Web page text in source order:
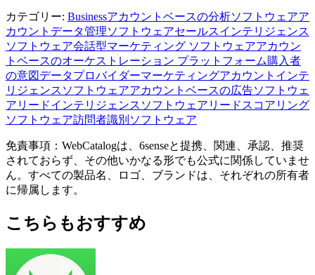
カテゴリー: Businessアカウントベースの分析ソフトウェアア
カウントデータ管理ソフトウェアセールスインテリジェンス
ソフトウェア会話型マーケティング ソフトウェアアカウン
トベースのオーケストレーション プラットフォーム購入者
の意図データプロバイダーマーケティングアカウントインテ
リジェンスソフトウェアアカウントベースの広告ソフトウェ
ア リードインテリジェンスソフトウェア リードスコアリング
ソフトウェア訪問者識別ソフトウェア
免責事項：WebCatalogは、6senseと提携、関連、承認、推奨
されておらず、その他いかなる形でも公式に関係していませ
ん。すべての製品名、ロゴ、ブランドは、それぞれの所有者
に帰属します。
こちらもおすすめ